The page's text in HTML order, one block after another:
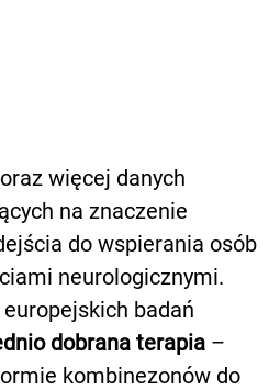
więcej danych
na znaczenie
do wspierania osób
neurologicznymi.
badań
dobrana terapia –
kombinezonów do